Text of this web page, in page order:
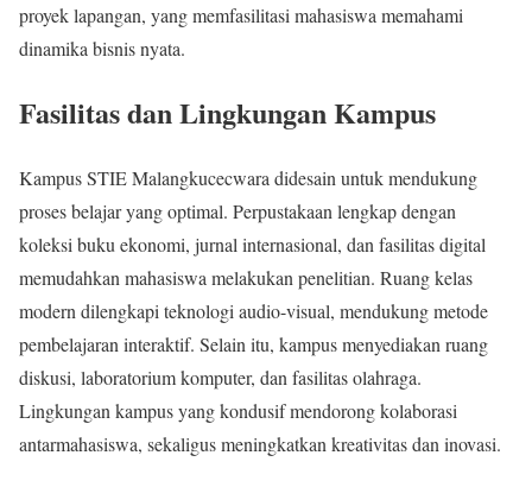
proyek lapangan, yang memfasilitasi mahasiswa memahami
dinamika bisnis nyata.
Fasilitas dan Lingkungan Kampus
Kampus STIE Malangkucecwara didesain untuk mendukung
proses belajar yang optimal. Perpustakaan lengkap dengan
koleksi buku ekonomi, jurnal internasional, dan fasilitas digital
memudahkan mahasiswa melakukan penelitian. Ruang kelas
modern dilengkapi teknologi audio-visual, mendukung metode
pembelajaran interaktif. Selain itu, kampus menyediakan ruang
diskusi, laboratorium komputer, dan fasilitas olahraga.
Lingkungan kampus yang kondusif mendorong kolaborasi
antarmahasiswa, sekaligus meningkatkan kreativitas dan inovasi.